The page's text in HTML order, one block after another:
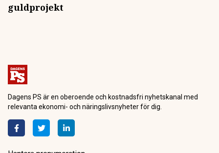
guldprojekt
Dagens PS är en oberoende och kostnadsfri nyhetskanal med
relevanta ekonomi- och näringslivsnyheter för dig.